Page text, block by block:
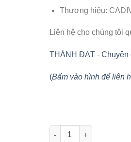
Thương hiệu:
Liên hệ cho chúng tôi
THÀNH ĐẠT - Chuyên
(Bấm vào hình để liên
Cáp CXV/DSTA 95mm2